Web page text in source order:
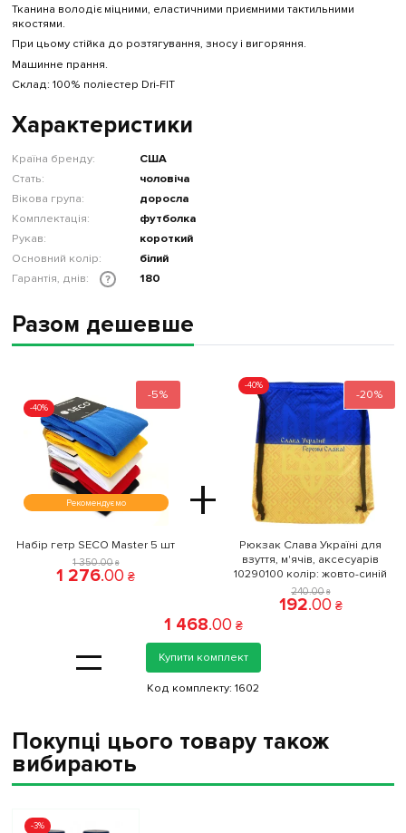
Тканина володіє міцними, еластичними приємними тактильними
якостями.
При цьому стійка до розтягування, зносу і вигоряння.
Машинне прання.
Склад: 100% поліестер Dri-FIT
Характеристики
Країна бренду:
США
Стать:
чоловіча
Вікова група:
доросла
Комплектація:
футболка
Рукав:
короткий
Основний колір:
білий
Гарантія, днів:
? 180
Разом дешевше
-5%
Рекомендуємо
-40%
+
Набір гетр SECO Master 5 шт
1 350.00 ₴
1 276.00 ₴
-20%
-40%
Рюкзак Слава Україні для
взуття, м'ячів, аксесуарів
10290100 колiр: жовто-синій
240.00 ₴
192.00 ₴
=
1 468.00 ₴
Купити комплект
Код комплекту:1602
Покупці цього товару також
вибирають
-3%